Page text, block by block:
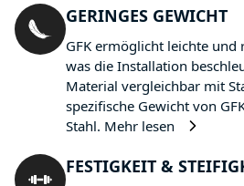
GERINGES GEWICHT
GFK ermöglicht leichte
was die Installation
Material vergleichbar mit
spezifische Gewicht von
Stahl. Mehr lesen
FESTIGKEIT &